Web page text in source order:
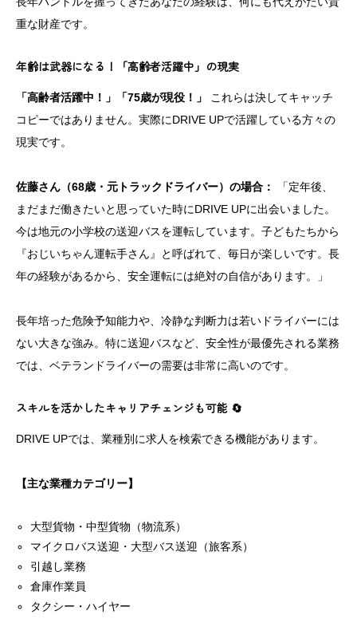
重な財産です。
年齢は武器になる！「高齢者活躍中」の現実
「高齢者活躍中！」「75歳が現役！」
これらは決してキャッチ
コピーではありません。実際にDRIVE UPで活躍している方々の
現実です。
佐藤さん（68歳・元トラックドライバー）の場合：
「定年後、
まだまだ働きたいと思っていた時にDRIVE UPに出会いました。
今は地元の小学校の送迎バスを運転しています。子どもたちから
『おじいちゃん運転手さん』と呼ばれて、毎日が楽しいです。長
年の経験があるから、安全運転には絶対の自信があります。」
長年培った危険予知能力や、冷静な判断力は若いドライバーには
ない大きな強み。特に送迎バスなど、安全性が最優先される業務
では、ベテランドライバーの需要は非常に高いのです。
スキルを活かしたキャリアチェンジも可能 🔄
DRIVE UPでは、業種別に求人を検索できる機能があります。
【主な業種カテゴリー】
大型貨物・中型貨物（物流系）
マイクロバス送迎・大型バス送迎（旅客系）
引越し業務
倉庫作業員
タクシー・ハイヤー